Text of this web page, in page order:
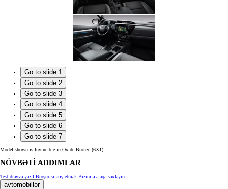
Go to slide 1
Go to slide 2
Go to slide 3
Go to slide 4
Go to slide 5
Go to slide 6
Go to slide 7
Model shown is Invincible in Oxide Bronze (6X1)
NÖVBƏTİ ADDIMLAR
Test-drayva yazıl Broşur sifariş etmək Bizimlə əlaqə saxlayın
avtomobillər